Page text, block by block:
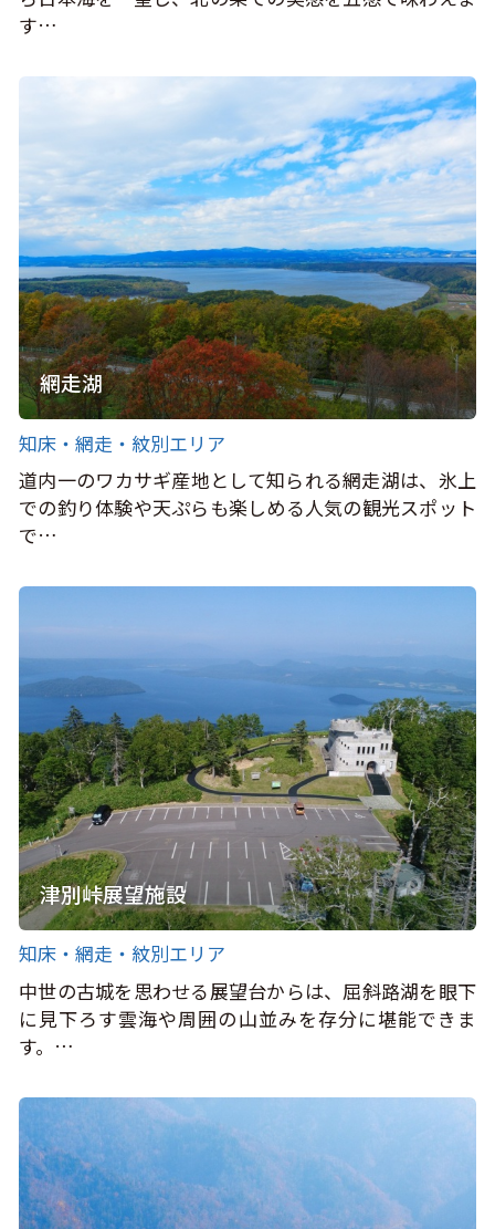
す…
網走湖
知床・網走・紋別エリア
道内一のワカサギ産地として知られる網走湖は、氷上
での釣り体験や天ぷらも楽しめる人気の観光スポット
で…
津別峠展望施設
知床・網走・紋別エリア
中世の古城を思わせる展望台からは、屈斜路湖を眼下
に見下ろす雲海や周囲の山並みを存分に堪能できま
す。…